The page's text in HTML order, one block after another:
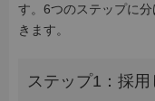
す。6つのステップに
きます。
ステップ1：採